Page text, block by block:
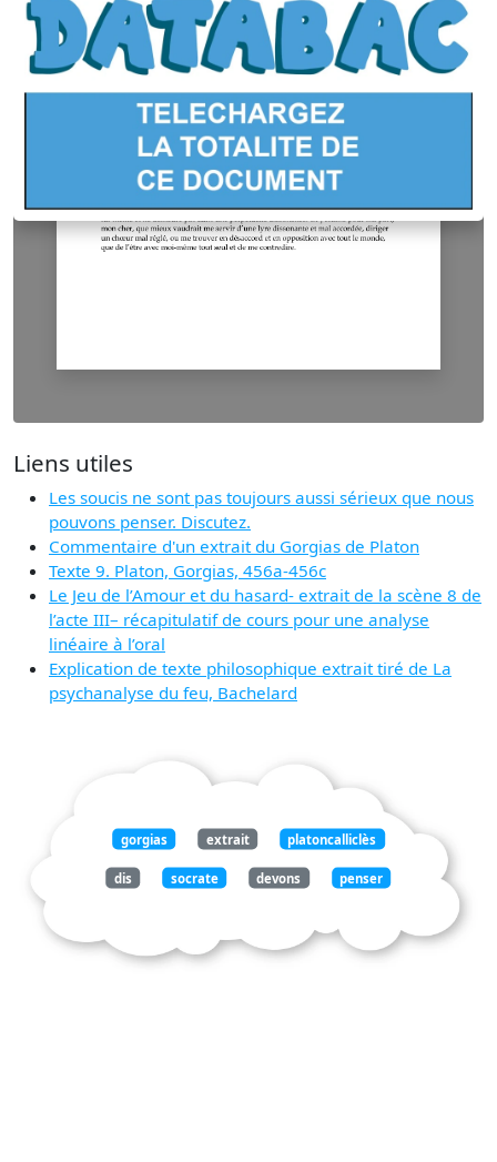
Liens utiles
Les soucis ne sont pas toujours aussi sérieux que nous
pouvons penser. Discutez.
Commentaire d'un extrait du Gorgias de Platon
Texte 9. Platon, Gorgias, 456a-456c
Le Jeu de l’Amour et du hasard- extrait de la scène 8 de
l’acte III– récapitulatif de cours pour une analyse
linéaire à l’oral
Explication de texte philosophique extrait tiré de La
psychanalyse du feu, Bachelard
gorgias extrait platoncalliclès
dis socrate devons penser